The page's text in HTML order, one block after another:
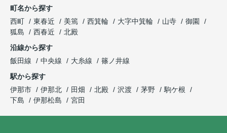
町名から探す
西町
東春近 美篶 西箕輪 大字中箕輪 山寺
御園
狐島
西春近
北殿
沿線から探す
飯田線
中央線 大糸線
篠ノ井線
駅から探す
伊那市
伊那北 田畑 北殿 沢渡 茅野
駒ケ根
下島
伊那松島 宮田